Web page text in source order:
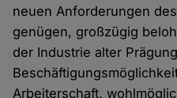
neuen Anforderungen
genügen, großzügig
der Industrie alter
Arbeiterschaft,